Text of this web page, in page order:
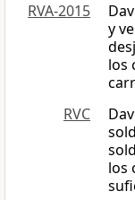
RVA-2015
y
los
RVC
los